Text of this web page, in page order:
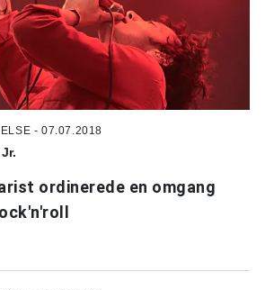
- 07.07.2018
ordinerede en omgang